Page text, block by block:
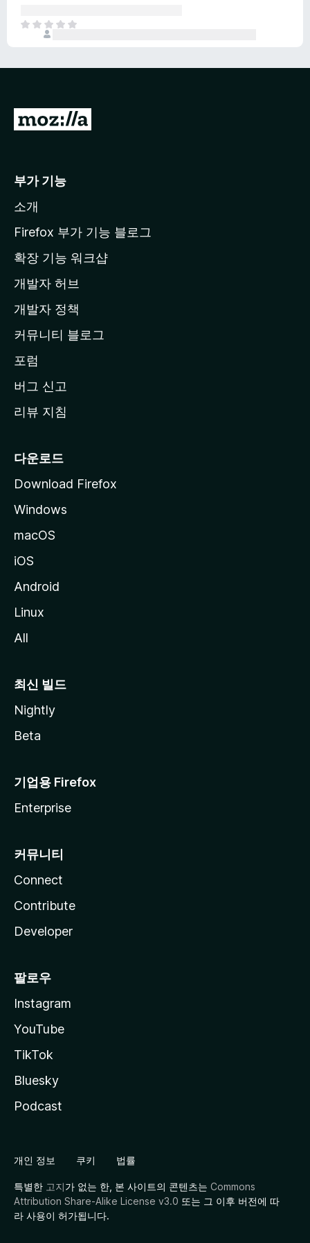
습
아
점
습
니
M
l
a
페
이
지
이
동
부가 기능
소개
Firefox 부가 기능 블로그
확장 기능 워크샵
개발자 허브
개발자 정책
커뮤니티 블로그
포럼
버그 신고
리뷰 지침
다운로드
Download Firefox
Windows
macOS
iOS
Android
Linux
All
최신 빌드
Nightly
Beta
기업용 Firefox
Enterprise
커뮤니티
Connect
Contribute
Developer
팔로우
Instagram
YouTube
TikTok
Bluesky
Podcast
개인 정보 쿠키 법률
특별한 고지가 없는 한, 본 사이트의 콘텐츠는 Commons
Attribution Share-Alike License v3.0 또는 그 이후 버전에 따
라 사용이 허가됩니다.